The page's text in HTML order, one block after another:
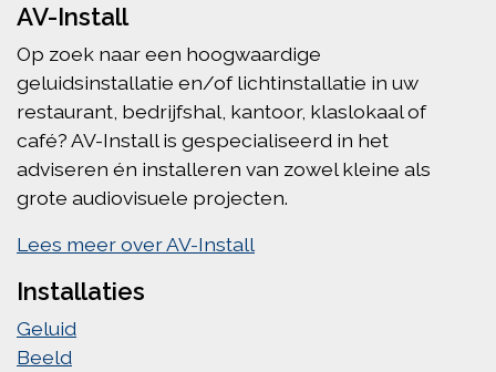
AV-Install
Op zoek naar een hoogwaardige
geluidsinstallatie en/of lichtinstallatie in uw
restaurant, bedrijfshal, kantoor, klaslokaal of
café? AV-Install is gespecialiseerd in het
adviseren én installeren van zowel kleine als
grote audiovisuele projecten.
Lees meer over AV-Install
Installaties
Geluid
Beeld